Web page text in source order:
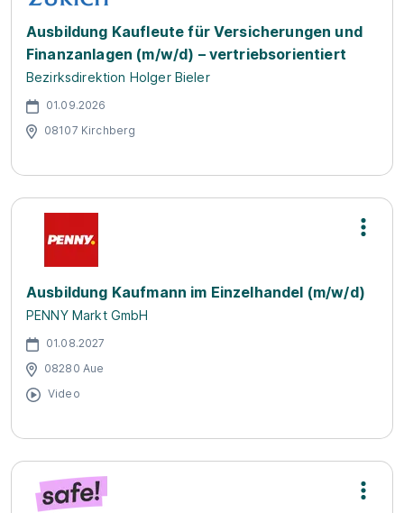
Ausbildung Kaufleute für Versicherungen und
Finanzanlagen (m/w/d) – vertriebsorientiert
Bezirksdirektion Holger Bieler
01.09.2026
08107 Kirchberg
Ausbildung Kaufmann im Einzelhandel (m/w/d)
PENNY Markt GmbH
01.08.2027
08280 Aue
Video